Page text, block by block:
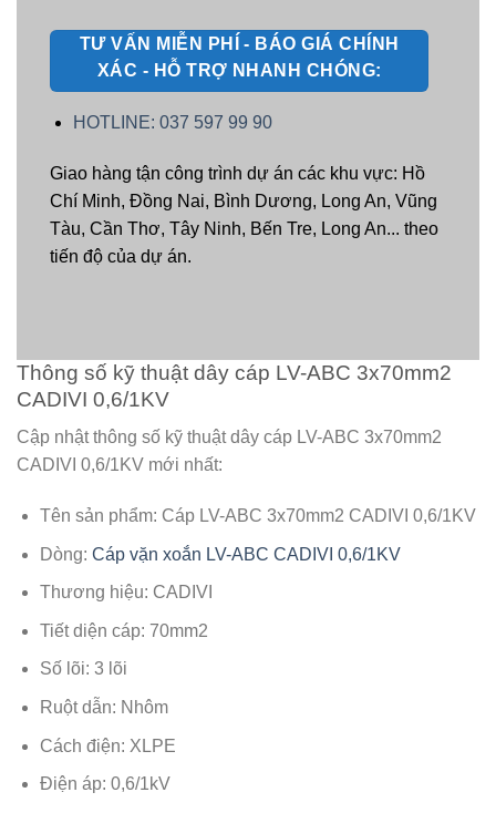
TƯ VẤN MIỄN PHÍ - BÁO GIÁ CHÍNH
XÁC - HỖ TRỢ NHANH CHÓNG:
HOTLINE: 037 597 99 90
Giao hàng tận công trình dự án các khu vực: Hồ
Chí Minh, Đồng Nai, Bình Dương, Long An, Vũng
Tàu, Cần Thơ, Tây Ninh, Bến Tre, Long An... theo
tiến độ của dự án.
Thông số kỹ thuật dây cáp LV-ABC 3x70mm2
CADIVI 0,6/1KV
Cập nhật thông số kỹ thuật dây cáp LV-ABC 3x70mm2
CADIVI 0,6/1KV mới nhất:
Tên sản phẩm: Cáp LV-ABC 3x70mm2 CADIVI 0,6/1KV
Dòng: Cáp vặn xoắn LV-ABC CADIVI 0,6/1KV
Thương hiệu: CADIVI
Tiết diện cáp: 70mm2
Số lõi: 3 lõi
Ruột dẫn: Nhôm
Cách điện: XLPE
Điện áp: 0,6/1kV